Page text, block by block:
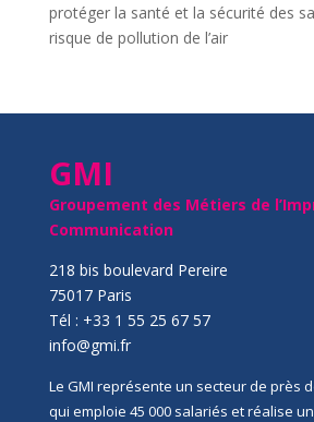
protéger la santé et la sécurité des
risque de pollution de l’air
GMI
Groupement des Métiers de
Communication
218 bis boulevard Pereire
75017 Paris
Tél : +33 1 55 25 67 57
info@gmi.fr
Le GMI représente un secteur de près
qui emploie 45 000 salariés et réalise